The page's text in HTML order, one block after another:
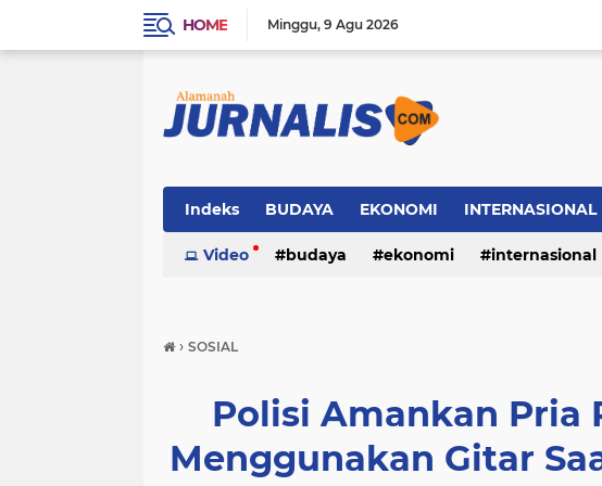
HOME Minggu 9 Agu 2026
Indeks BUDAYA EKONOMI INTERNASIONAL
SOSIAL WISATA
Video budaya ekonomi internasional
› SOSIAL
Polisi Amankan Pria
Menggunakan Gitar